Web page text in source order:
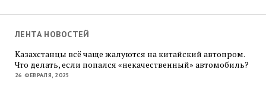
ЛЕНТА НОВОСТЕЙ
Казахстанцы всё чаще жалуются на китайский автопром.
Что делать, если попался «некачественный» автомобиль?
26 ФЕВРАЛЯ, 2025